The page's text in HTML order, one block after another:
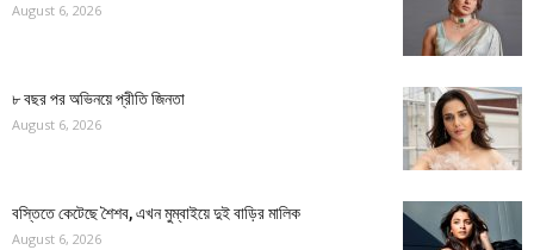
August 6, 2026
৮ বছর পর অভিনয়ে প্রীতি জিনতা
August 6, 2026
বস্তিতে কেটেছে শৈশব, এখন মুম্বাইয়ে দুই বাড়ির মালিক
August 6, 2026